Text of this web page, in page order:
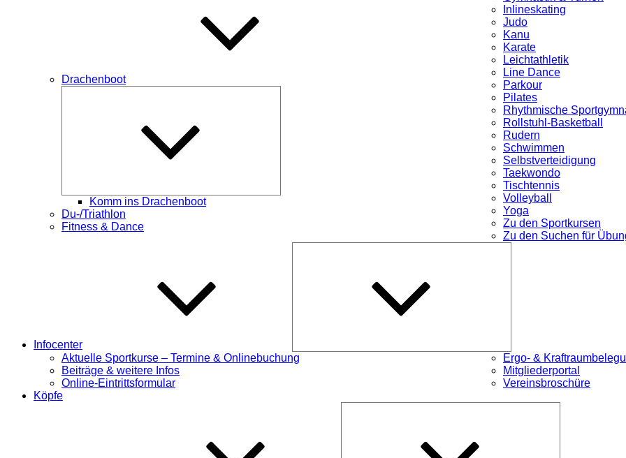
Drachenboot
Komm ins Drachenboot
Du-/Triathlon
Fitness & Dance
Inlineskating
Judo
Kanu
Karate
Leichtathletik
Line Dance
Parkour
Pilates
Rhythmische
Rollstuhl-Basketball
Rudern
Schwimmen
Selbstverteidigung
Taekwondo
Tischtennis
Volleyball
Yoga
Zu den Sportkursen
Zu den Suchen für
Infocenter
Aktuelle Sportkurse – Termine & Onlinebuchung
Beiträge & weitere Infos
Online-Eintrittsformular
Ergo- &
Mitgliederportal
Vereinsbroschüre
Köpfe